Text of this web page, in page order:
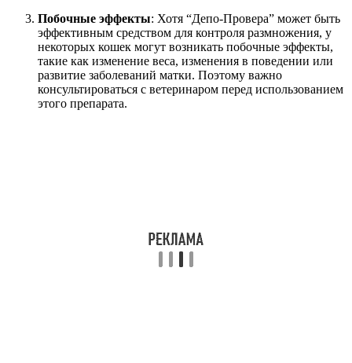
Побочные эффекты: Хотя “Депо-Провера” может быть
эффективным средством для контроля размножения, у
некоторых кошек могут возникать побочные эффекты,
такие как изменение веса, изменения в поведении или
развитие заболеваний матки. Поэтому важно
консультироваться с ветеринаром перед использованием
этого препарата.